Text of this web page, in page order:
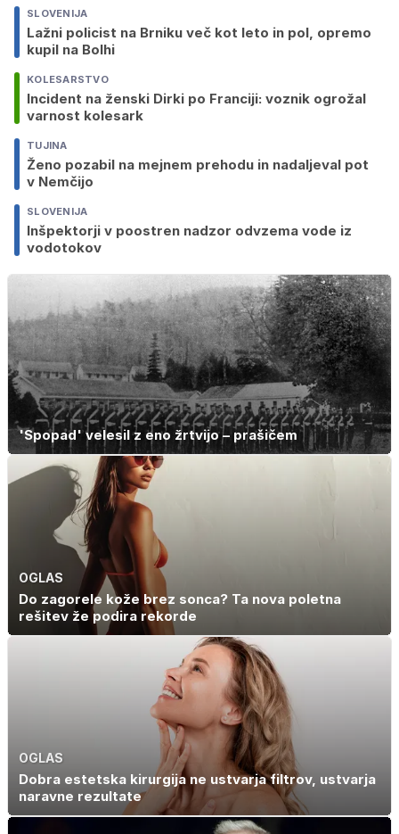
SLOVENIJA
Lažni policist na Brniku več kot leto in pol, opremo
kupil na Bolhi
KOLESARSTVO
Incident na ženski Dirki po Franciji: voznik ogrožal
varnost kolesark
TUJINA
Ženo pozabil na mejnem prehodu in nadaljeval pot
v Nemčijo
SLOVENIJA
Inšpektorji v poostren nadzor odvzema vode iz
vodotokov
'Spopad' velesil z eno žrtvijo – prašičem
OGLAS
Do zagorele kože brez sonca? Ta nova poletna
rešitev že podira rekorde
OGLAS
Dobra estetska kirurgija ne ustvarja filtrov, ustvarja
naravne rezultate